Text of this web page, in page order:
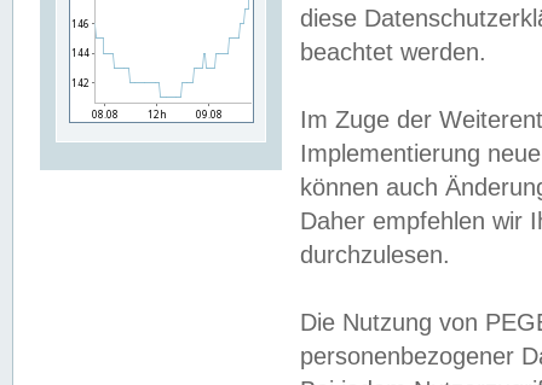
diese
beachtet werden.
Im Zuge der
Implementierung
können auch
Daher empfehlen wir
durchzulesen.
Die Nutzung von
personenbezogener